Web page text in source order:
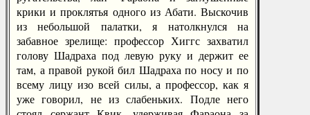
крики и проклятья одного из Абати. Выскочив
из небольшой палатки, я натолкнулся на
забавное зрелище: профессор Хиггс захватил
голову Шадраха под левую руку и держит ее
там, а правой рукой бил Шадраха по носу и по
всему лицу изо всей силы, а профессор, как я
уже говорил, не из слабеньких. Подле него